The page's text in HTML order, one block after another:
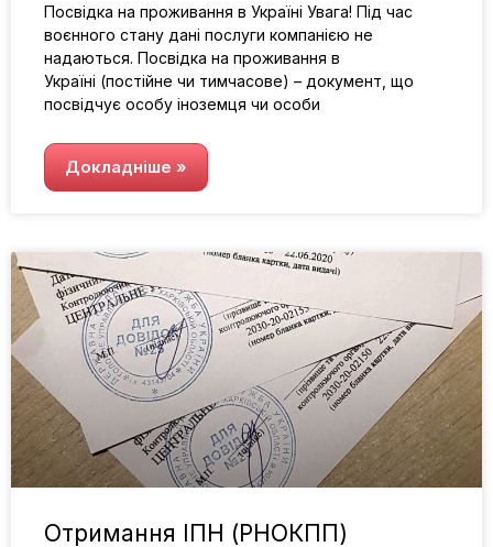
Посвідка на проживання в Україні Увага! Під час
воєнного стану дані послуги компанією не
надаються. Посвідка на проживання в
Україні (постійне чи тимчасове) – документ, що
посвідчує особу іноземця чи особи
Докладніше »
Отримання ІПН (РНОКПП)